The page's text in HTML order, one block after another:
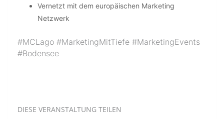
Vernetzt mit dem europäischen Marketing
Netzwerk
#MCLago #MarketingMitTiefe #MarketingEvents
#Bodensee
DIESE VERANSTALTUNG TEILEN